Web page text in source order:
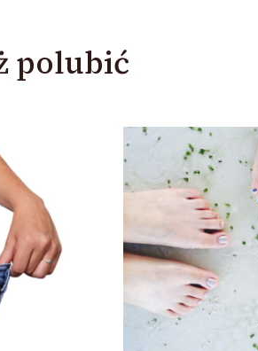
polubić